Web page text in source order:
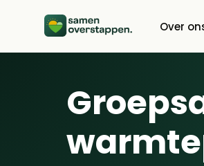
Over
Hoe werkt Samen